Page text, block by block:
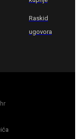
Raskid
ugovora